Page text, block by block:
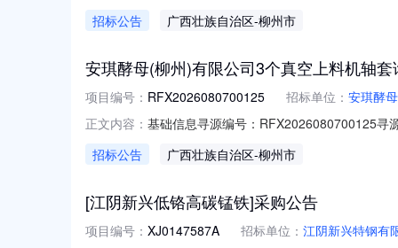
名称中标数量中标金额中标比例1轴套，材
招标公告 广西壮族自治区-柳州市
安琪酵母(柳州)有限公司3个真空上料机轴
项目编号： RFX2026080700125 招标单位： 安琪酵
正文内容： 基础信息寻源编号：RFX2026080700125寻
编码供应商名称中标数量中标金额中标比
招标公告 广西壮族自治区-柳州市
[江阴新兴低铬高碳锰铁]采购公告
项目编号： XJ0147587A 招标单位： 江阴新兴特钢有